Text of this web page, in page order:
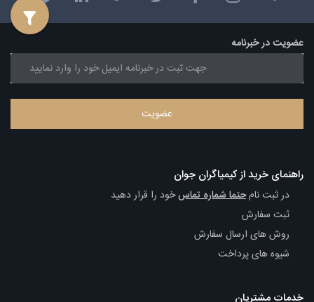
عضویت در خبرنامه
راهنمای خرید از کیمیاگران جوان
در ثبت نامحتما شماره تماسخود را قرار دهید
ثبت سفارش
روش های ارسال سفارش
شیوه های پرداخت
خدمات مشتریان